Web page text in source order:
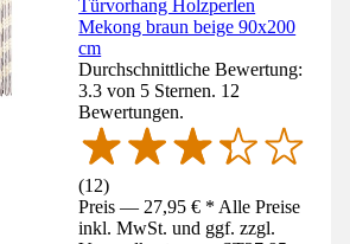
Türvorhang Holzperlen
Mekong braun beige 90x200
cm
Durchschnittliche Bewertung:
3.3 von 5 Sternen. 12
Bewertungen.
(12)
Preis — 27,95 € * Alle Preise
inkl. MwSt. und ggf. zzgl.